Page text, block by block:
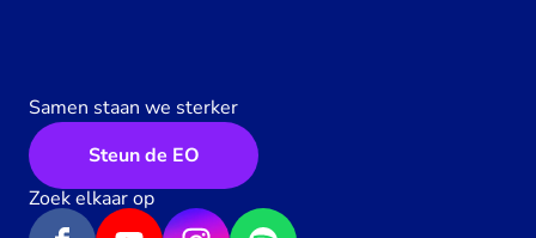
Samen staan we sterker
Steun de EO
Zoek elkaar op